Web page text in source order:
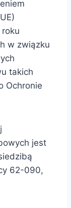
w związku
takich
Ochronie
jest
62-090,